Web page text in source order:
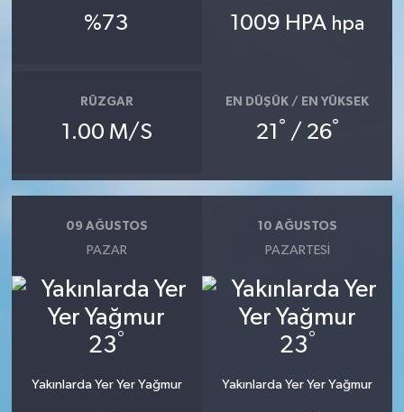
%73 1009 HPA hpa
RÜZGAR
1.00 M/S
EN DÜŞÜK / EN YÜKSEK
21 ° / 26°
09 AĞUSTOS
PAZAR
23°
Yakınlarda Yer Yer Yağmur
10 AĞUSTOS
PAZARTESI
23°
Yakınlarda Yer Yer Yağmur